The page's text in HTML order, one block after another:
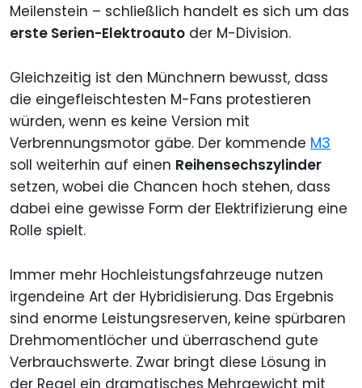
Meilenstein – schließlich handelt es sich um das
erste Serien-Elektroauto der M-Division.
Gleichzeitig ist den Münchnern bewusst, dass
die eingefleischtesten M-Fans protestieren
würden, wenn es keine Version mit
Verbrennungsmotor gäbe. Der kommende M3
soll weiterhin auf einen Reihensechszylinder
setzen, wobei die Chancen hoch stehen, dass
dabei eine gewisse Form der Elektrifizierung eine
Rolle spielt.
Immer mehr Hochleistungsfahrzeuge nutzen
irgendeine Art der Hybridisierung. Das Ergebnis
sind enorme Leistungsreserven, keine spürbaren
Drehmomentlöcher und überraschend gute
Verbrauchswerte. Zwar bringt diese Lösung in
der Regel ein dramatisches Mehrgewicht mit